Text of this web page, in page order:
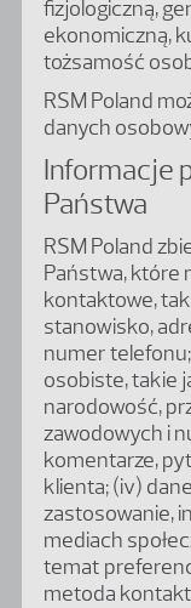
fizjologiczną,
ekonomiczną,
tożsamość
RSM Poland
danych
Informacje
Państwa
RSM Poland
Państwa, które
kontaktowe,
stanowisko,
numer
osobiste, takie
narodowość,
zawodowych i
komentarze,
klienta; (iv)
zastosowanie,
mediach
temat
metoda